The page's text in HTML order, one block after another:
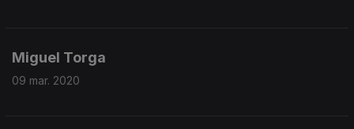
Miguel Torga
09 mar. 2020